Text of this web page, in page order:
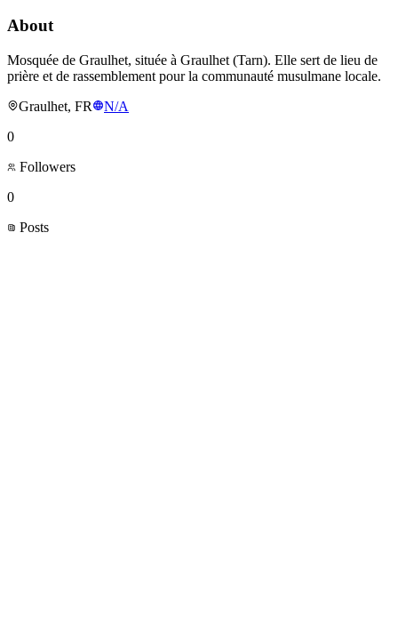
About
Mosquée de Graulhet, située à Graulhet (Tarn). Elle sert de lieu de
prière et de rassemblement pour la communauté musulmane locale.
Graulhet, FR
N/A
0
Followers
0
Posts